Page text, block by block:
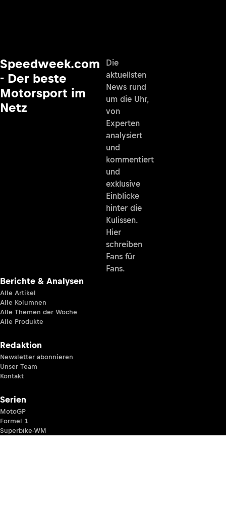
Speedweek.com
- Der beste
Motorsport im
Netz
Die
aktuellsten
News rund
um die Uhr,
von
Experten
analysiert
und
kommentiert
und
exklusive
Einblicke
hinter die
Kulissen.
Hier
schreiben
Fans für
Fans.
Berichte & Analysen
Alle Artikel
Alle Kolumnen
Alle Themen der Woche
Alle Produkte
Redaktion
Newsletter abonnieren
Unser Team
Kontakt
Serien
MotoGP
Formel 1
Superbike-WM